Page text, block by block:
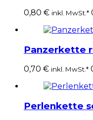
0,80 € inkl. MwSt.*
Panzerkette
0,70 € inkl. MwSt.*
Perlenkette